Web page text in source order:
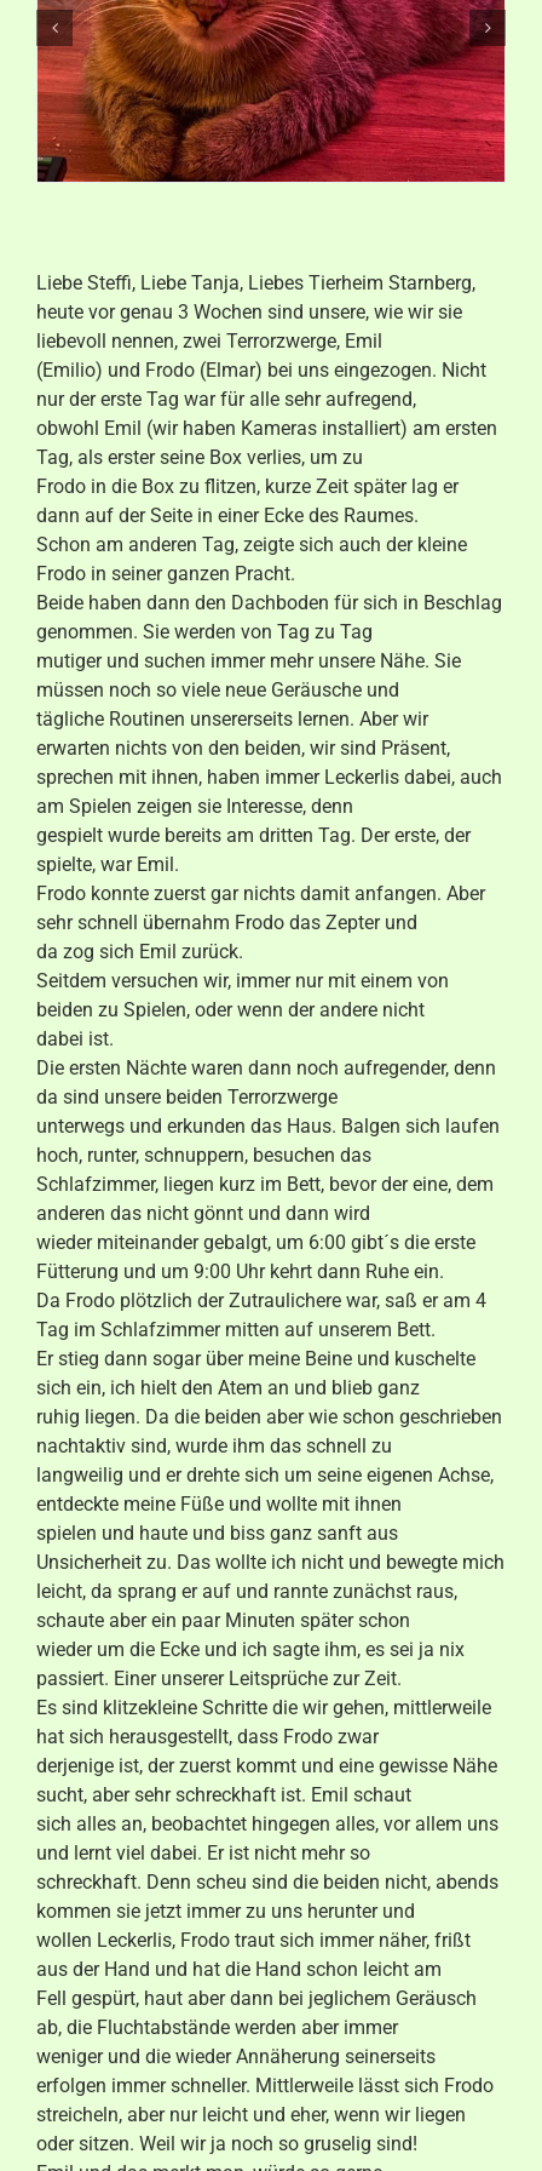
Aktuelles
Kontakt
Liebe Steffi, Liebe Tanja, Liebes Tierheim Starnberg,
heute vor genau 3 Wochen sind unsere, wie wir sie
liebevoll nennen, zwei Terrorzwerge, Emil
(Emilio) und Frodo (Elmar) bei uns eingezogen. Nicht
nur der erste Tag war für alle sehr aufregend,
obwohl Emil (wir haben Kameras installiert) am ersten
Tag, als erster seine Box verlies, um zu
Frodo in die Box zu flitzen, kurze Zeit später lag er
dann auf der Seite in einer Ecke des Raumes.
Schon am anderen Tag, zeigte sich auch der kleine
Frodo in seiner ganzen Pracht.
Beide haben dann den Dachboden für sich in Beschlag
genommen. Sie werden von Tag zu Tag
mutiger und suchen immer mehr unsere Nähe. Sie
müssen noch so viele neue Geräusche und
tägliche Routinen unsererseits lernen. Aber wir
erwarten nichts von den beiden, wir sind Präsent,
sprechen mit ihnen, haben immer Leckerlis dabei, auch
am Spielen zeigen sie Interesse, denn
gespielt wurde bereits am dritten Tag. Der erste, der
spielte, war Emil.
Frodo konnte zuerst gar nichts damit anfangen. Aber
sehr schnell übernahm Frodo das Zepter und
da zog sich Emil zurück.
Seitdem versuchen wir, immer nur mit einem von
beiden zu Spielen, oder wenn der andere nicht
dabei ist.
Die ersten Nächte waren dann noch aufregender, denn
da sind unsere beiden Terrorzwerge
unterwegs und erkunden das Haus. Balgen sich laufen
hoch, runter, schnuppern, besuchen das
Schlafzimmer, liegen kurz im Bett, bevor der eine, dem
anderen das nicht gönnt und dann wird
wieder miteinander gebalgt, um 6:00 gibt´s die erste
Fütterung und um 9:00 Uhr kehrt dann Ruhe ein.
Da Frodo plötzlich der Zutraulichere war, saß er am 4
Tag im Schlafzimmer mitten auf unserem Bett.
Er stieg dann sogar über meine Beine und kuschelte
sich ein, ich hielt den Atem an und blieb ganz
ruhig liegen. Da die beiden aber wie schon geschrieben
nachtaktiv sind, wurde ihm das schnell zu
langweilig und er drehte sich um seine eigenen Achse,
entdeckte meine Füße und wollte mit ihnen
spielen und haute und biss ganz sanft aus
Unsicherheit zu. Das wollte ich nicht und bewegte mich
leicht, da sprang er auf und rannte zunächst raus,
schaute aber ein paar Minuten später schon
wieder um die Ecke und ich sagte ihm, es sei ja nix
passiert. Einer unserer Leitsprüche zur Zeit.
Es sind klitzekleine Schritte die wir gehen, mittlerweile
hat sich herausgestellt, dass Frodo zwar
derjenige ist, der zuerst kommt und eine gewisse Nähe
sucht, aber sehr schreckhaft ist. Emil schaut
sich alles an, beobachtet hingegen alles, vor allem uns
und lernt viel dabei. Er ist nicht mehr so
schreckhaft. Denn scheu sind die beiden nicht, abends
kommen sie jetzt immer zu uns herunter und
wollen Leckerlis, Frodo traut sich immer näher, frißt
aus der Hand und hat die Hand schon leicht am
Fell gespürt, haut aber dann bei jeglichem Geräusch
ab, die Fluchtabstände werden aber immer
weniger und die wieder Annäherung seinerseits
erfolgen immer schneller. Mittlerweile lässt sich Frodo
streicheln, aber nur leicht und eher, wenn wir liegen
oder sitzen. Weil wir ja noch so gruselig sind!